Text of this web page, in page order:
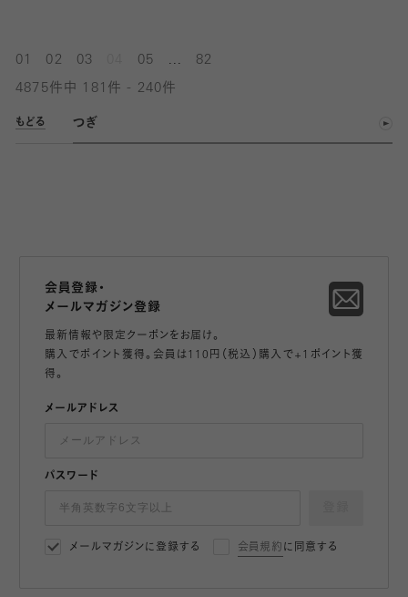
01 02 03 05 82
4875件中 181件 - 240件
もどる つぎ
会員登録・
メールマガジン登録
最新情報や限定クーポンをお届け。
購入でポイント獲得。会員は110円（税込）購入で+1ポイント獲
得。
メールアドレス
パスワード
メールマガジンに登録する 会員規約 に同意する